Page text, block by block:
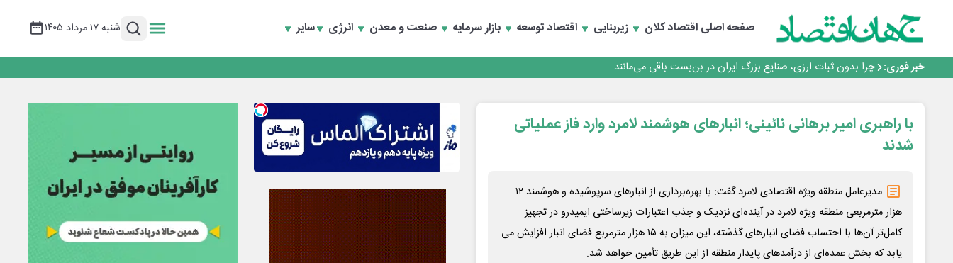
صفحه اصلیاقتصاد کلان زیربنایی اقتصاد توسعه بازار سرمایه صنعت و معدن انرژی سایر شنبه ۱۷ مرداد ۱۴۰۵
خبر فوری:
۲ درصد از مشترکان ۱۰ درصد برق خانگی را مصرف می‌کنند!
روزنامه ۱۷ مرداد
چرا بدون ثبات ارزی، صنایع بزرگ ایران در بن‌بست باقی می‌مانند
رانندگان انگلیسی به سرقت سوخت روی آوردند!
۲ درصد از مشترکان ۱۰ درصد برق خانگی را مصرف می‌کنند!
روزنامه ۱۷ مرداد
افزایش قیمت بلیت اتوبوس فصلی شد؟
با راهبری امیر برهانی نائینی؛ انبارهای هوشمند لامرد وارد فاز عملیاتی
شدند
مدیرعامل منطقه ویژه اقتصادی لامرد گفت: با بهره‌برداری از انبارهای سرپوشیده و هوشمند ۱۲
هزار مترمربعی منطقه ویژه لامرد در آینده‌ای نزدیک و جذب اعتبارات زیرساختی ایمیدرو در تجهیز
کامل‌تر آن‌ها با احتساب فضای انبارهای گذشته، این میزان به ۱۵ هزار مترمربع فضای انبار افزایش می
یابد که بخش عمده‌ای از درآمدهای پایدار منطقه از این طریق تأمین خواهد شد.